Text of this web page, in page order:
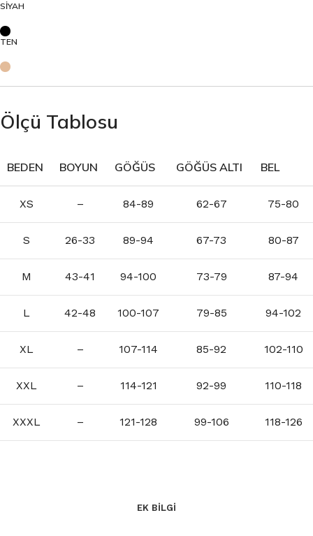
SİYAH
TEN
Ölçü Tablosu
BEDEN BOYUN GÖĞÜS GÖĞÜS ALTI BEL
XS – 84-89 62-67 75-80
S 26-33 89-94 67-73 80-87
M 43-41 94-100 73-79 87-94
L 42-48 100-107 79-85 94-102
XL – 107-114 85-92 102-110
XXL – 114-121 92-99 110-118
XXXL – 121-128 99-106 118-126
EK BILGI